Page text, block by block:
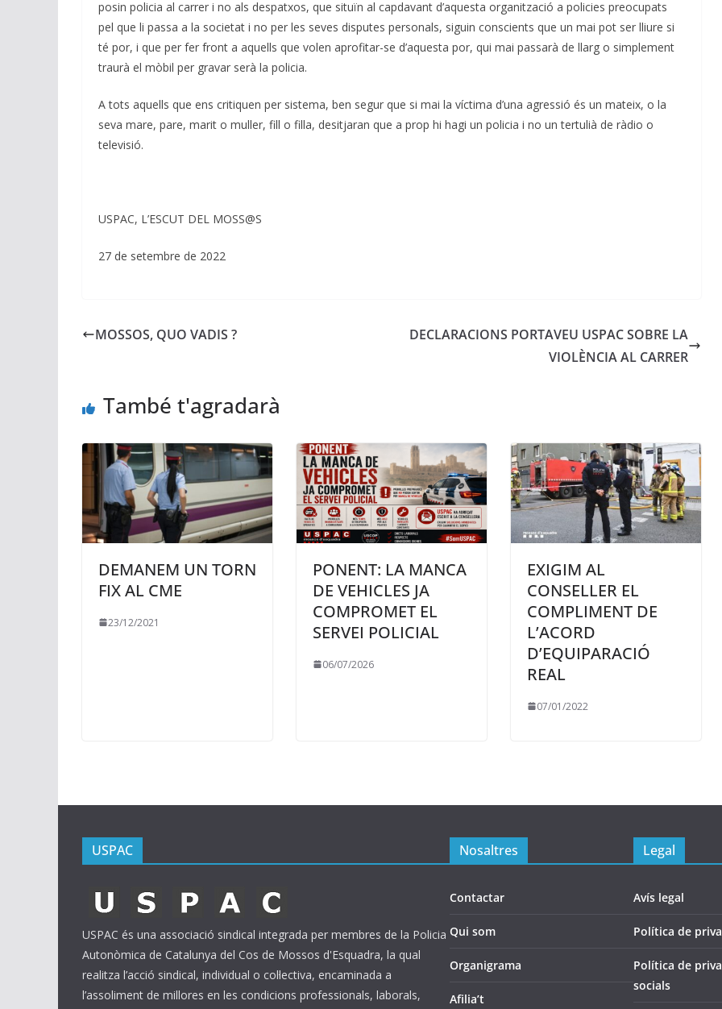
posin policia al carrer i no als despatxos, que situïn al capdavant d’aquesta organització a policies preocupats
pel que li passa a la societat i no per les seves disputes personals, siguin conscients que un mai pot ser lliure si
té por, i que per fer front a aquells que volen aprofitar-se d’aquesta por, qui mai passarà de llarg o simplement
traurà el mòbil per gravar serà la policia.
A tots aquells que ens critiquen per sistema, ben segur que si mai la víctima d’una agressió és un mateix, o la
seva mare, pare, marit o muller, fill o filla, desitjaran que a prop hi hagi un policia i no un tertulià de ràdio o
televisió.
USPAC, L’ESCUT DEL MOSS@S
27 de setembre de 2022
MOSSOS, QUO VADIS ?
DECLARACIONS PORTAVEU USPAC SOBRE LA
VIOLÈNCIA AL CARRER
També t'agradarà
DEMANEM UN TORN
FIX AL CME
23/12/2021
PONENT: LA MANCA
DE VEHICLES JA
COMPROMET EL
SERVEI POLICIAL
06/07/2026
EXIGIM AL
CONSELLER EL
COMPLIMENT DE
L’ACORD
D’EQUIPARACIÓ
REAL
07/01/2022
USPAC
USPAC és una associació sindical integrada per membres de la Policia
Autonòmica de Catalunya del Cos de Mossos d'Esquadra, la qual
realitza l’acció sindical, individual o col·lectiva, encaminada a
l’assoliment de millores en les condicions professionals, laborals,
Nosaltres
Contactar
Qui som
Organigrama
Afilia’t
Legal
Avís legal
Política de
Política de
socials